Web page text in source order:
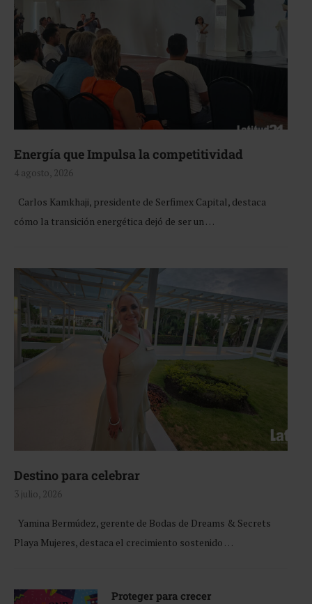
Energía que Impulsa la competitividad
4 agosto, 2026
Carlos Kamkhaji, presidente de Serfimex Capital, destaca
cómo la transición energética dejó de ser un …
Destino para celebrar
3 julio, 2026
Yamina Bermúdez, gerente de Bodas de Dreams & Secrets
Playa Mujeres, destaca el crecimiento sostenido …
Proteger para crecer